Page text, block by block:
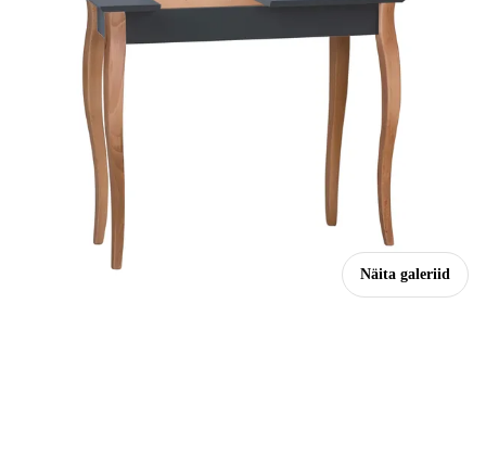
Näita galeriid